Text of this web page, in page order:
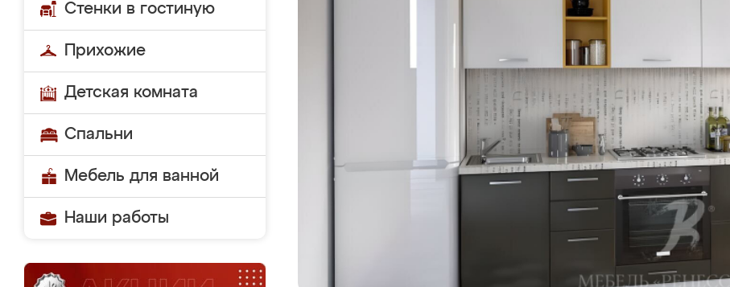
Стенки в гостиную
Прихожие
Детская комната
Спальни
Мебель для ванной
Наши работы